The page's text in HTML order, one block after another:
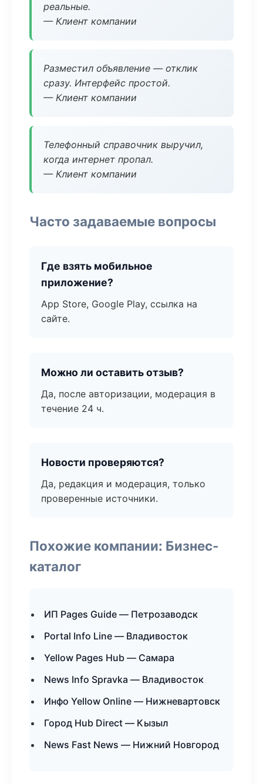
реальные.
— Клиент компании
Разместил объявление — отклик
сразу. Интерфейс простой.
— Клиент компании
Телефонный справочник выручил,
когда интернет пропал.
— Клиент компании
Часто задаваемые вопросы
Где взять мобильное
приложение?
App Store, Google Play, ссылка на
сайте.
Можно ли оставить отзыв?
Да, после авторизации, модерация в
течение 24 ч.
Новости проверяются?
Да, редакция и модерация, только
проверенные источники.
Похожие компании: Бизнес-
каталог
ИП Pages Guide — Петрозаводск
Portal Info Line — Владивосток
Yellow Pages Hub — Самара
News Info Spravka — Владивосток
Инфо Yellow Online — Нижневартовск
Город Hub Direct — Кызыл
News Fast News — Нижний Новгород